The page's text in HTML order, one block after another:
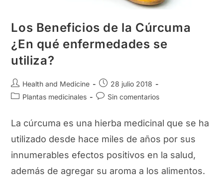
Los Beneficios de la Cúrcuma
¿En qué enfermedades se
utiliza?
Autor
de
Health and Medicine
Publicación
de
28 julio 2018
Categoría
entrada:
Plantas medicinales
Comentarios
entrada:
Sin comentarios
La cúrcuma es una hierba medicinal que se ha
utilizado desde hace miles de años por sus
innumerables efectos positivos en la salud,
además de agregar su aroma a los alimentos.